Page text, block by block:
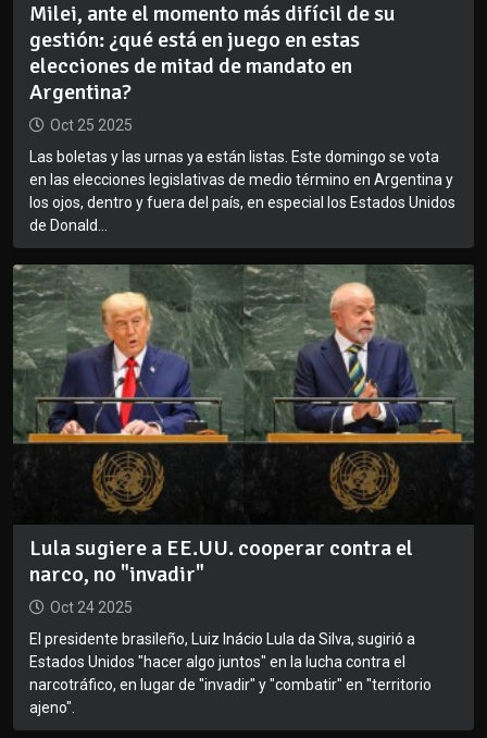
Milei, ante el momento más difícil de su
gestión: ¿qué está en juego en estas
elecciones de mitad de mandato en
Argentina?
Oct 25 2025
Las boletas y las urnas ya están listas. Este domingo se vota
en las elecciones legislativas de medio término en Argentina y
los ojos, dentro y fuera del país, en especial los Estados Unidos
de Donald...
Lula sugiere a EE.UU. cooperar contra el
narco, no "invadir"
Oct 24 2025
El presidente brasileño, Luiz Inácio Lula da Silva, sugirió a
Estados Unidos "hacer algo juntos" en la lucha contra el
narcotráfico, en lugar de "invadir" y "combatir" en "territorio
ajeno".